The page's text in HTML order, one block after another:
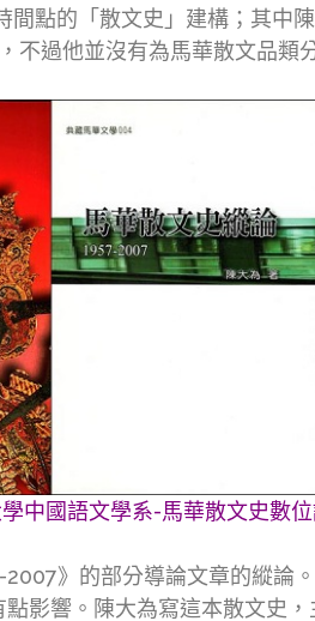
點的「散文史」建構；其中
過他並沒有為馬華散文品類
中國語文學系-馬華散文史數
》的部分導論文章的縱論
影響。陳大為寫這本散文史